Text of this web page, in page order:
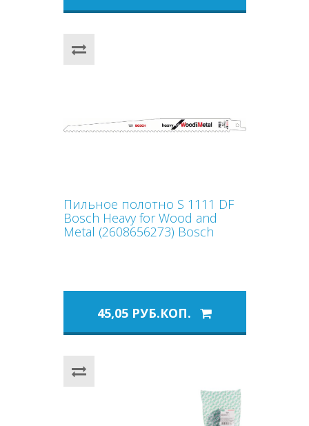
Пильное полотно S 1111 DF
Bosch Heavy for Wood and
Metal (2608656273) Bosch
45,05 РУБ.КОП.